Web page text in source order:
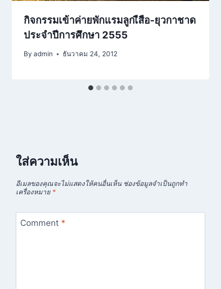
กิจกรรมเข้าค่ายพักแรมลูกเืสือ-ยุวกาชาด
ประจำปีการศึกษา 2555
By admin ธันวาคม 24, 2012
ใส่ความเห็น
อีเมลของคุณจะไม่แสดงให้คนอื่นเห็น ช่องข้อมูลจำเป็นถูกทำ
เครื่องหมาย *
Comment *